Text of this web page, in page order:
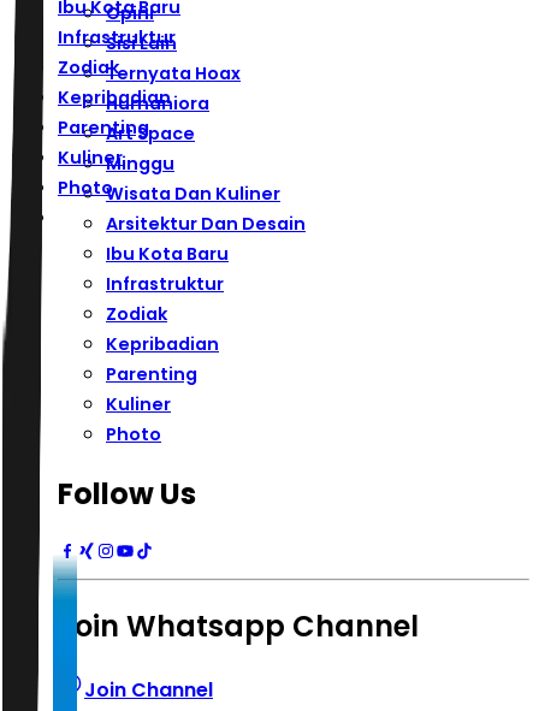
Ibu Kota Baru
Infrastruktur
Zodiak
Kepribadian
Parenting
Kuliner
Photo
Opini
Sisi Lain
Ternyata Hoax
Humaniora
Art Space
Minggu
Wisata Dan Kuliner
Arsitektur Dan Desain
Ibu Kota Baru
Infrastruktur
Zodiak
Kepribadian
Parenting
Kuliner
Photo
Follow Us
Join Whatsapp Channel
Join Channel